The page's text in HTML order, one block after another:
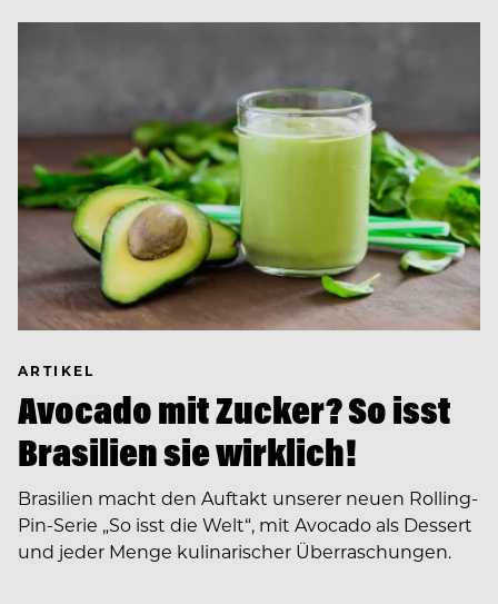
ARTIKEL
Avocado mit Zucker? So isst
Brasilien sie wirklich!
Brasilien macht den Auftakt unserer neuen Rolling-
Pin-Serie „So isst die Welt“, mit Avocado als Dessert
und jeder Menge kulinarischer Überraschungen.